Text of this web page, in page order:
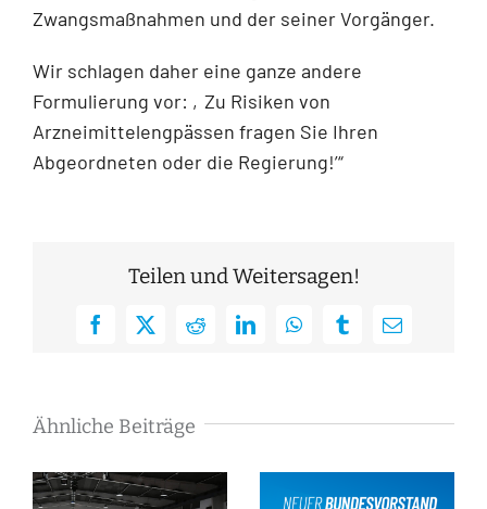
Zwangsmaßnahmen und der seiner Vorgänger.
Wir schlagen daher eine ganze andere
Formulierung vor: ‚Zu Risiken von
Arzneimittelengpässen fragen Sie Ihren
Abgeordneten oder die Regierung!’“
Teilen und Weitersagen!
Facebook
X RedditLinkedInWhatsAppTumblrE-
Ähnliche Beiträge